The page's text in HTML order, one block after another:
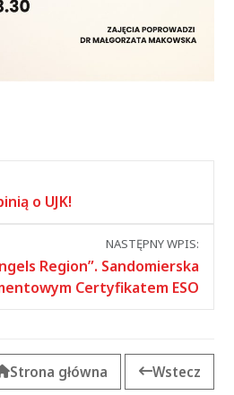
o UJK!
NASTĘPNY WPIS:
Region”. Sandomierska
Certyfikatem ESO
Strona główna Wstecz